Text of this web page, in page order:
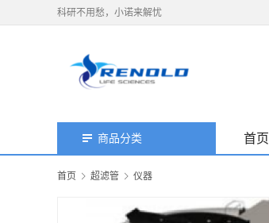
科研不用愁，小诺来解忧
商品分类 首页
首页 超滤管 仪器